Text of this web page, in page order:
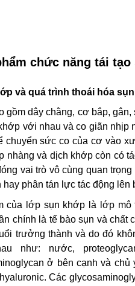
chức năng tái
và quá trình thoái hóa
gồm dây chằng, cơ bắp,
với nhau và co giãn nhịp
chuyển sức co của cơ vào
nhàng và dịch khớp còn có
vai trò vô cùng quan
hay phân tán lực tác động
của lớp sụn khớp là lớp
chính là tế bào sụn và chất
trưởng thành và do đó
như: nước,
ở bên cạnh và chủ
Các